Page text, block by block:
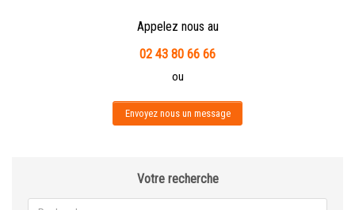
Appelez nous au
02 43 80 66 66
ou
Envoyez nous un message
Votre recherche